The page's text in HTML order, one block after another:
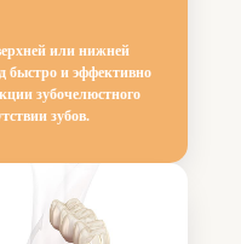
или нижней
быстро и эффективно
зубочелюстного
зубов.